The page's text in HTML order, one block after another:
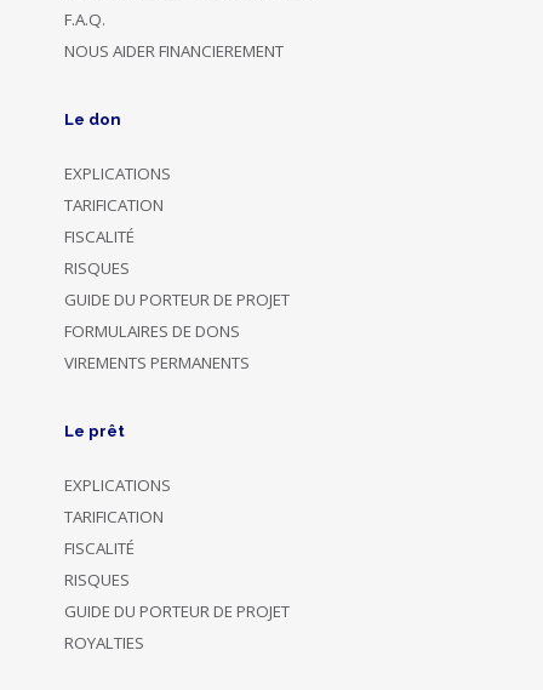
F.A.Q.
NOUS AIDER FINANCIEREMENT
Le don
EXPLICATIONS
TARIFICATION
FISCALITÉ
RISQUES
GUIDE DU PORTEUR DE PROJET
FORMULAIRES DE DONS
VIREMENTS PERMANENTS
Le prêt
EXPLICATIONS
TARIFICATION
FISCALITÉ
RISQUES
GUIDE DU PORTEUR DE PROJET
ROYALTIES